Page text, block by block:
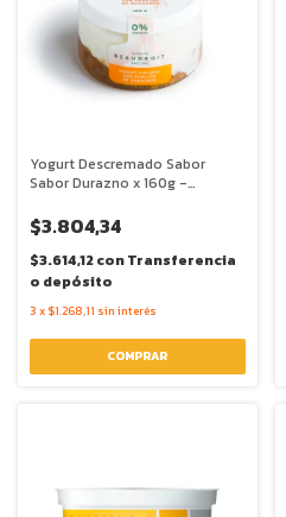
Yogurt Descremado Sabor
Sabor Durazno x 160g -
$3.804,34
$3.614,12conTransferencia
o depósito
3 x $1.268,11 sin interés